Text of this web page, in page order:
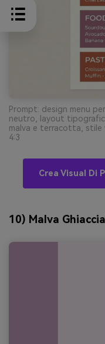
Prompt: design menu
neutro, layout
malva e terracotta,
4:3
Crea Visual Di
10) Malva